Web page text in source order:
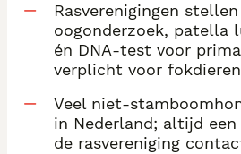
Rasverenigingen stellen
oogonderzoek, patella
én DNA-test voor
verplicht voor
Veel niet-
in Nederland; altijd
de rasvereniging